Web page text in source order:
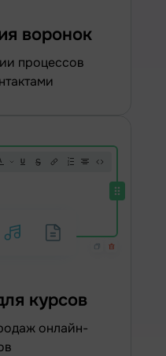
воронок
курсов